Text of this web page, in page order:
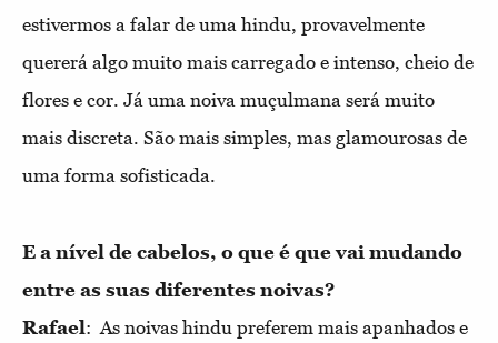
estivermos a falar de uma hindu, provavelmente
quererá algo muito mais carregado e intenso, cheio de
flores e cor. Já uma noiva muçulmana será muito
mais discreta. São mais simples, mas glamourosas de
uma forma sofisticada.
E a nível de cabelos, o que é que vai mudando
entre as suas diferentes noivas?
Rafael: As noivas hindu preferem mais apanhados e